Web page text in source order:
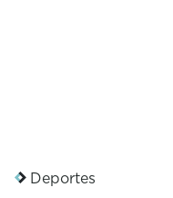
Deportes